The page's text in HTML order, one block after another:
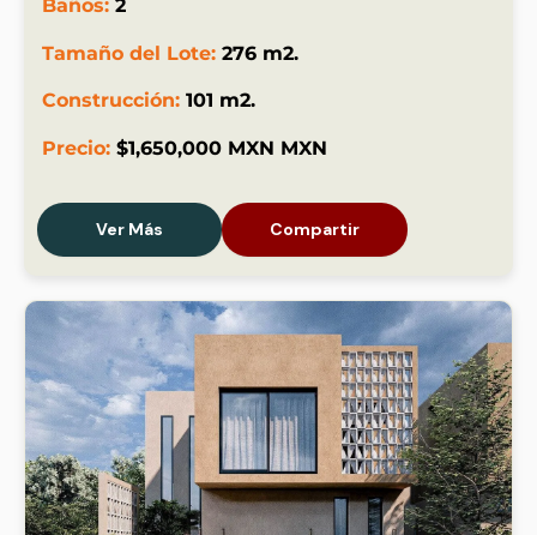
Baños: 2
Tamaño del Lote: 276 m2.
Construcción: 101 m2.
Precio: $1,650,000 MXN MXN
Ver Más Compartir